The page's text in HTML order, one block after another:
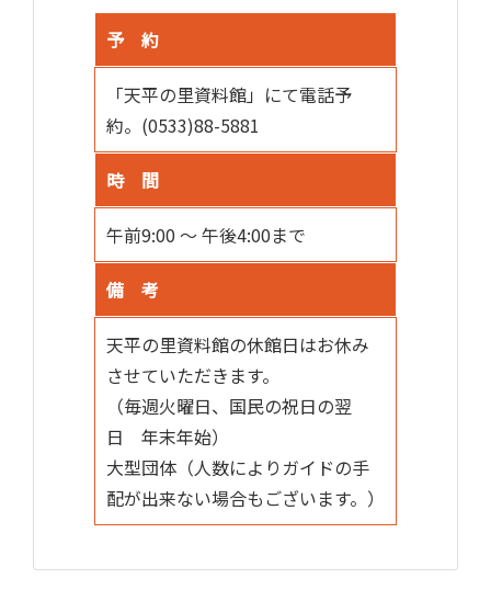
予 約
「天平の里資料館」にて電話予
約。(0533)88-5881
時 間
午前9:00 ～ 午後4:00まで
備 考
天平の里資料館の休館日はお休み
させていただきます。
（毎週火曜日、国民の祝日の翌
日 年末年始）
大型団体（人数によりガイドの手
配が出来ない場合もございます。）